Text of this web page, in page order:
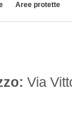
Aree protette
Via